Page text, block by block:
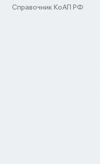
Справочник КоАП РФ